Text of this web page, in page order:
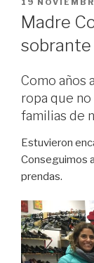
EL
19
Madre
Como años
ropa que
familias de
Estuvieron
Conseguimos
prendas.